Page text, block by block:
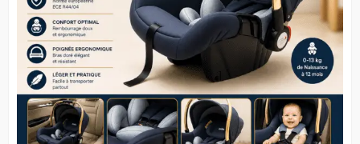
la
page
du
produit
page
du
produit